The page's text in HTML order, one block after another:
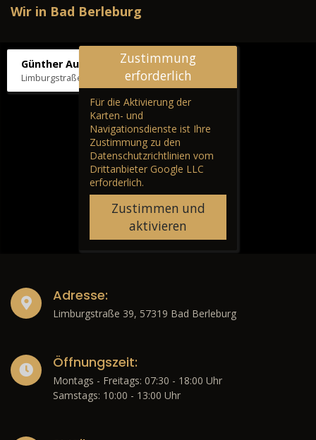
Wir in Bad Berleburg
Günther Autos & Service
Limburgstraße 39, 57319 Bad Berleburg
Zustimmung
erforderlich
Für die Aktivierung der
Karten- und
Navigationsdienste ist Ihre
Zustimmung zu den
Datenschutzrichtlinien vom
Drittanbieter Google LLC
erforderlich.
Zustimmen und
aktivieren
Adresse:
Limburgstraße 39, 57319 Bad Berleburg
Öffnungszeit:
Montags - Freitags: 07:30 - 18:00 Uhr
Samstags: 10:00 - 13:00 Uhr